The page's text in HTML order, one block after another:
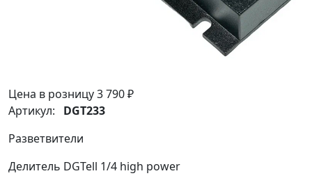
Цена в розницу3 790 ₽
Артикул: DGT233
Разветвители
Делитель DGTell 1/4 high power